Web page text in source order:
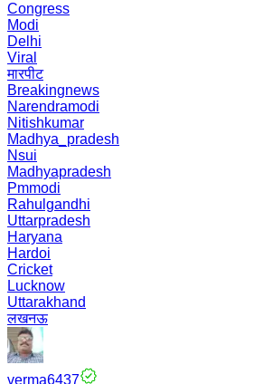
Congress
Modi
Delhi
Viral
मारपीट
Breakingnews
Narendramodi
Nitishkumar
Madhya_pradesh
Nsui
Madhyapradesh
Pmmodi
Rahulgandhi
Uttarpradesh
Haryana
Hardoi
Cricket
Lucknow
Uttarakhand
लखनऊ
verma6437